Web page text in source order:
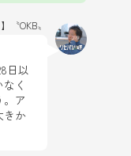
〝OKB〟
日以
く
ア
きか